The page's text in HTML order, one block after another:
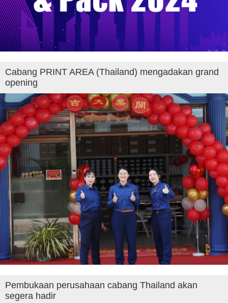
Cabang PRINT AREA (Thailand) mengadakan grand
opening
Pembukaan perusahaan cabang Thailand akan
segera hadir